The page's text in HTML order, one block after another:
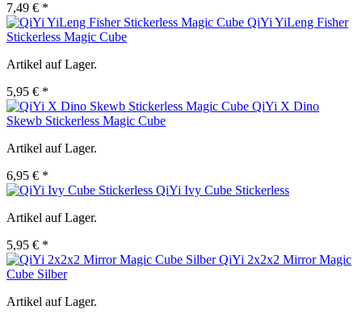
7,49 € *
QiYi YiLeng Fisher
Stickerless Magic Cube
Artikel auf Lager.
5,95 € *
QiYi X Dino
Skewb Stickerless Magic Cube
Artikel auf Lager.
6,95 € *
QiYi Ivy Cube Stickerless
Artikel auf Lager.
5,95 € *
QiYi 2x2x2 Mirror Magic
Cube Silber
Artikel auf Lager.